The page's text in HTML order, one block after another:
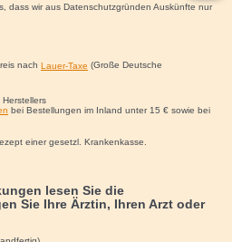
dass wir aus Datenschutzgründen Auskünfte nur
nach Lauer-Taxe (Große Deutsche
bei Bestellungen im Inland unter 15 €sowie bei
einer gesetzl. Krankenkasse.
lesen Sie die
Sie Ihre Ärztin, Ihren Arzt oder